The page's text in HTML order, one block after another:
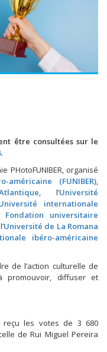
être consultées sur le
.
PHotoFUNIBER, organisé
(FUNIBER),
, l’Université
internationale
Fondation universitaire
Université de La Romana
ibéro-américaine
de l’action culturelle de
à promouvoir, diffuser et
les votes de 3 680
de Rui Miguel Pereira